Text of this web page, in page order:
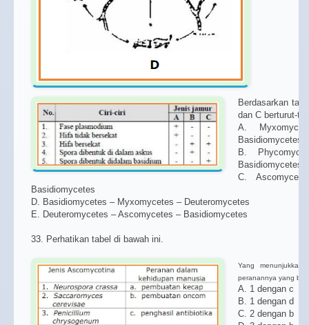
Berdasarkan
dan C berturut-
A.
Basidiomycetes
B.
Basidiomycetes
C.
Basidiomycetes
D. Basidiomycetes – Myxomycetes – Deuteromycetes
E. Deuteromycetes – Ascomycetes – Basidiomycetes
33. Perhatikan tabel di bawah ini.
Yang
peranannya yang
A. 1 dengan c
B. 1 dengan d
C. 2 dengan b